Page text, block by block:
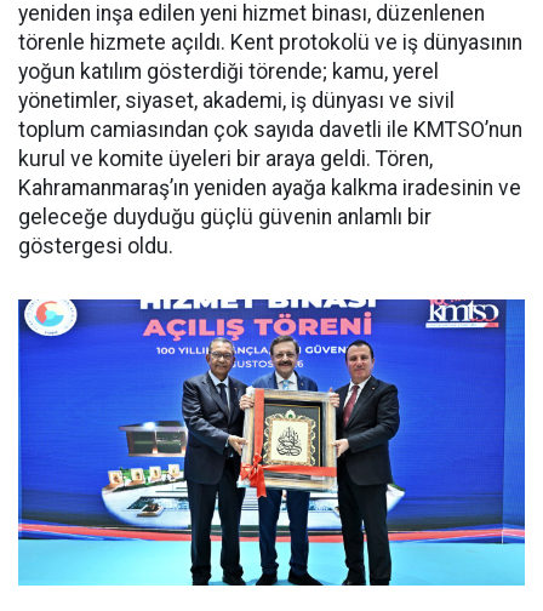
yeniden inşa edilen yeni hizmet binası, düzenlenen
törenle hizmete açıldı. Kent protokolü ve iş dünyasının
yoğun katılım gösterdiği törende; kamu, yerel
yönetimler, siyaset, akademi, iş dünyası ve sivil
toplum camiasından çok sayıda davetli ile KMTSO’nun
kurul ve komite üyeleri bir araya geldi. Tören,
Kahramanmaraş’ın yeniden ayağa kalkma iradesinin ve
geleceğe duyduğu güçlü güvenin anlamlı bir
göstergesi oldu.